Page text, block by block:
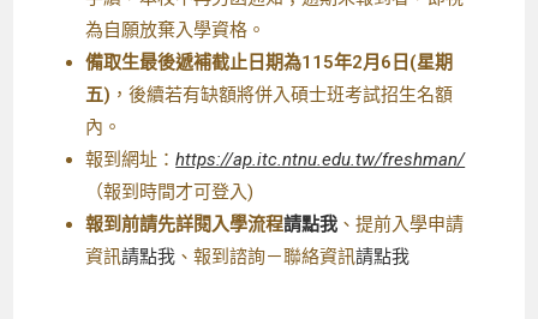
為自願放棄入學資格。
備取生最後遞補截止日期為115年2月6日(星期
五) ，後續若有缺額將併入碩士班考試招生名額
內。
報到網址：https://ap.itc.ntnu.edu.tw/freshman/
（報到時間才可登入)
報到前請先詳閱入學流程請點我 、提前入學申請
資訊請點我 、報到諮詢－聯絡資訊請點我